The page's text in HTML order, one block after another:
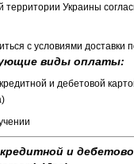
территории Украины
с условиями доставки
виды оплаты:
и дебетовой
и